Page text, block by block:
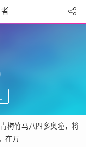
梅竹马八四多奥瞳，将
在万